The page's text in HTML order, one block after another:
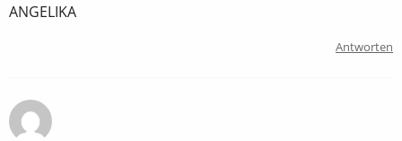
ANGELIKA
Antworten